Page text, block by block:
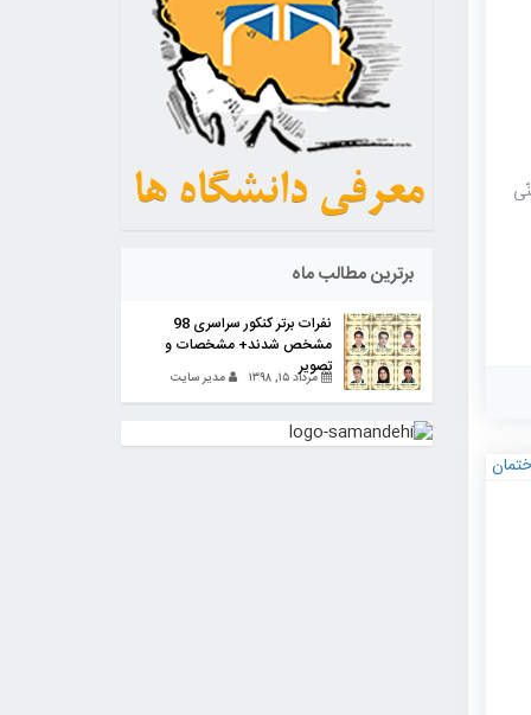
برترین مطالب ماه
نفرات برتر کنکور سراسری 98
مشخص شدند+ مشخصات و
تصویر
مرداد ۱۵, ۱۳۹۸ مدیر سایت